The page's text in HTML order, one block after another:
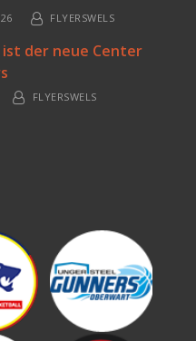
FLYERSWELS
ist der neue Center
FLYERSWELS